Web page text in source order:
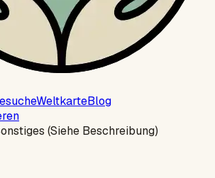
WeltkarteBlog
(Siehe Beschreibung)